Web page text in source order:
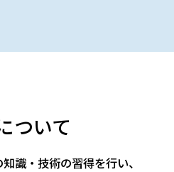
ついて
識・技術の習得を行い、